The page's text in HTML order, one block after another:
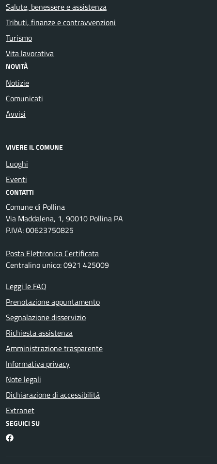
Salute, benessere e assistenza
Tributi, finanze e contravvenzioni
Turismo
Vita lavorativa
NOVITÀ
Notizie
Comunicati
Avvisi
VIVERE IL COMUNE
Luoghi
Eventi
CONTATTI
Comune di Pollina
Via Maddalena, 1, 90010 Pollina PA
P.IVA: 00623750825
Posta Elettronica Certificata
Centralino unico: 0921 425009
Leggi le FAQ
Prenotazione appuntamento
Segnalazione disservizio
Richiesta assistenza
Amministrazione trasparente
Informativa privacy
Note legali
Dichiarazione di accessibilità
Extranet
SEGUICI SU
Facebook